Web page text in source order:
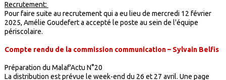
Recrutement:
Pour faire suite au recrutement qui a eu lieu de mercredi 12 février
2025, Amélie Goudefert a accepté le poste au sein de l'équipe
périscolaire.
Compte rendu de la commission communication – Sylvain Belfis
Préparation du Malaf'Actu N°20
La distribution est prévue le week-end du 26 et 27 avril. Une page